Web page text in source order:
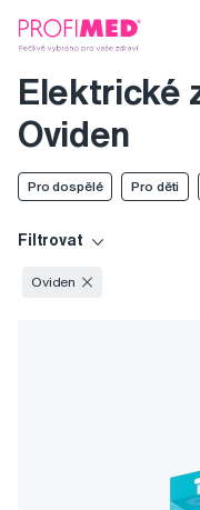
Elektrické
Oviden
Pro dospělé Pro děti
Filtrovat
Oviden